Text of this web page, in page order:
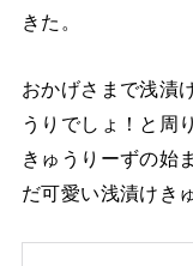
きた。
おかげさまで浅漬
うりでしょ！と周
きゅうりーずの始
だ可愛い浅漬けき